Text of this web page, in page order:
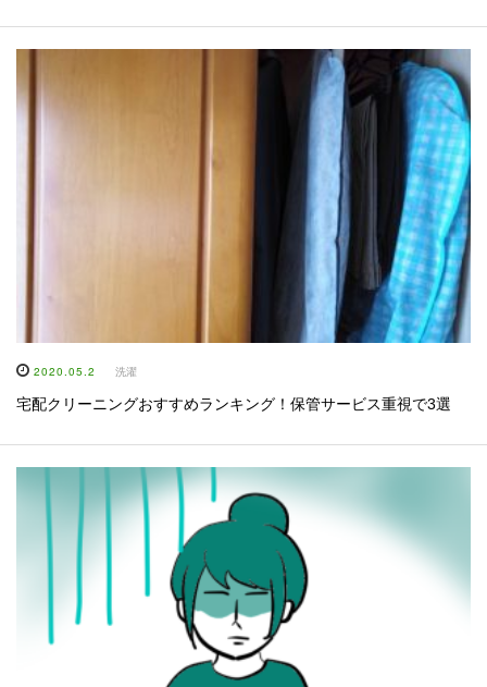
2020.05.2 洗濯
宅配クリーニングおすすめランキング！保管サービス重視で3選